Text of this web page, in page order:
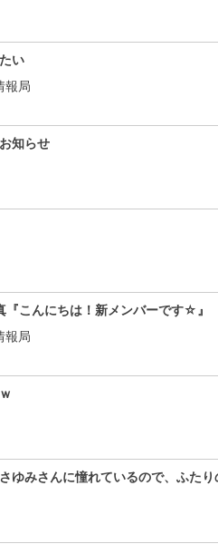
い
報局
知らせ
『こんにちは！新メンバーです☆』
報局
ゆみさんに憧れているので、ふた